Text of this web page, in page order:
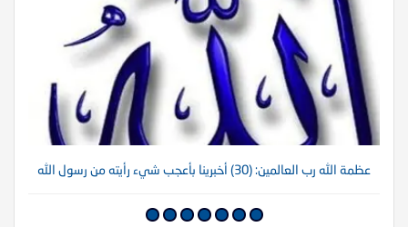
عظمة الله رب العالمين: (30) أخبرينا بأعجب شيء رأيته من رسول الله